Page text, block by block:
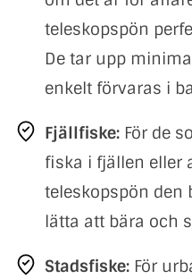
teleskopspön
De tar upp
enkelt förvaras i
Fjällfiske: För de
fiska i fjällen eller
teleskopspön den
lätta att bära och
Stadsfiske: För